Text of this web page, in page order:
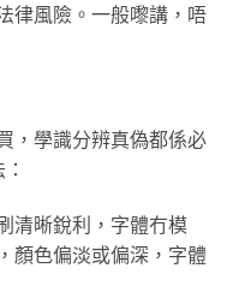
律風險。一般嚟講，唔
，學識分辨真偽都係必
清晰銳利，字體冇模
顏色偏淡或偏深，字體